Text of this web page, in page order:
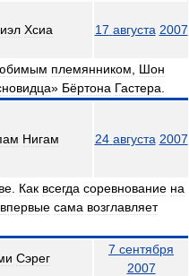
Хсиа 17 августа 2007
племянником
Шон
» Бёртона Гастера
Нигам 24 августа 2007
Как всегда соревнование на
впервые сама возглавляет
Сэрег
7 сентября
2007